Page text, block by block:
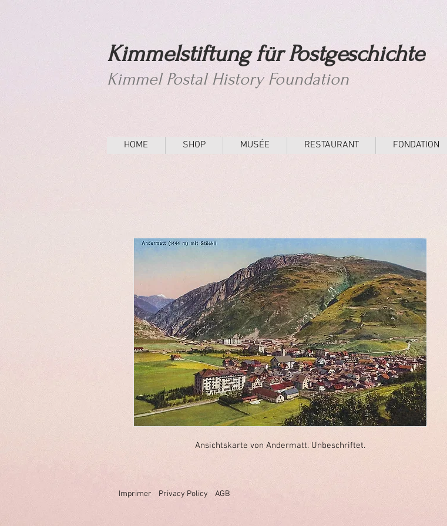
Kimmelstiftung für Postgeschichte
Kimmel Postal History Foundation
HOME SHOP MUSÉE RESTAURANT FONDATION
Ansichtskarte von Andermatt. Unbeschriftet.
Imprimer Privacy Policy AGB